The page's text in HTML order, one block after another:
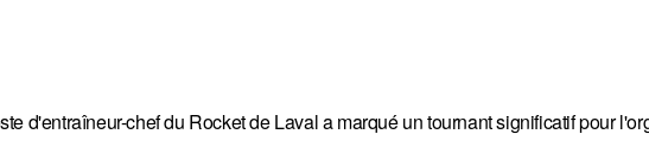
d'entraîneur-chef du Rocket de Laval a marqué un tournant significatif pour